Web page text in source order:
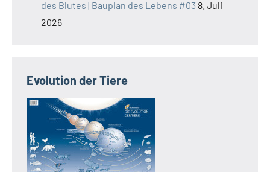
des Blutes | Bauplan des Lebens #03 8. Juli
2026
Evolution der Tiere